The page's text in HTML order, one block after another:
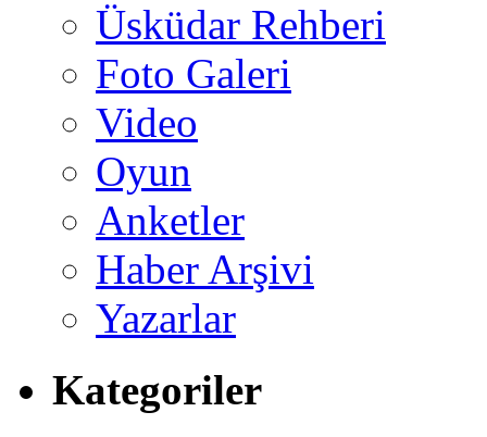
Üsküdar Rehberi
Foto Galeri
Video
Oyun
Anketler
Haber Arşivi
Yazarlar
Kategoriler